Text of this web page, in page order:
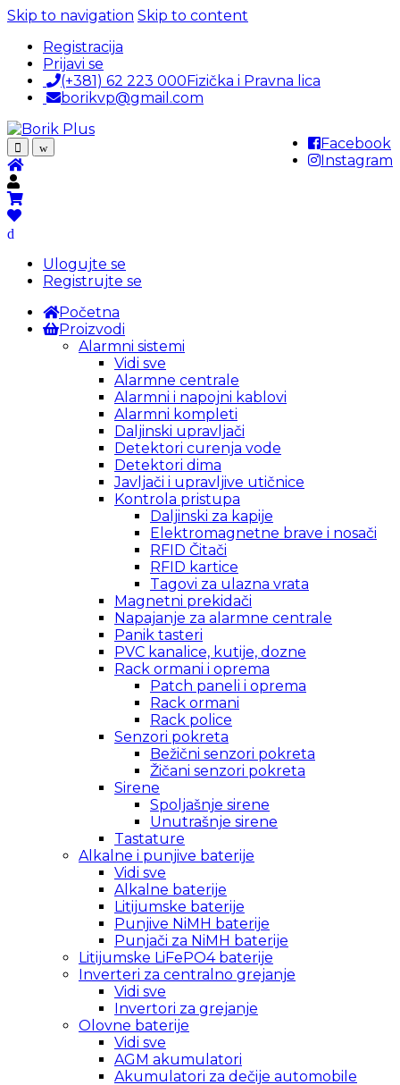
Skip to navigation Skip to content
Registracija
Prijavi se
(+381) 62 223 000Fizička i Pravna lica
borikvp@gmail.com
Facebook
Instagram
Ulogujte se
Registrujte se
Početna
Proizvodi
Alarmni sistemi
Vidi sve
Alarmne centrale
Alarmni i napojni kablovi
Alarmni kompleti
Daljinski upravljači
Detektori curenja vode
Detektori dima
Javljači i upravljive utičnice
Kontrola pristupa
Daljinski za kapije
Elektromagnetne brave i nosači
RFID Čitači
RFID kartice
Tagovi za ulazna vrata
Magnetni prekidači
Napajanje za alarmne centrale
Panik tasteri
PVC kanalice, kutije, dozne
Rack ormani i oprema
Patch paneli i oprema
Rack ormani
Rack police
Senzori pokreta
Bežični senzori pokreta
Žičani senzori pokreta
Sirene
Spoljašnje sirene
Unutrašnje sirene
Tastature
Alkalne i punjive baterije
Vidi sve
Alkalne baterije
Litijumske baterije
Punjive NiMH baterije
Punjači za NiMH baterije
Litijumske LiFePO4 baterije
Inverteri za centralno grejanje
Vidi sve
Invertori za grejanje
Olovne baterije
Vidi sve
AGM akumulatori
Akumulatori za dečije automobile